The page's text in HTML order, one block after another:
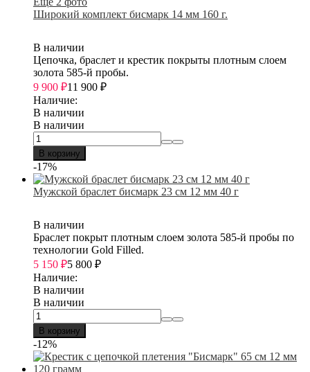
Широкий комплект бисмарк 14 мм 160 г.
В наличии
Цепочка, браслет и крестик покрыты плотным слоем
золота 585-й пробы.
9 900 ₽11 900 ₽
Наличие:
В наличии
В наличии
В корзину
-17%
Мужской браслет бисмарк 23 см 12 мм 40 г
В наличии
Браслет покрыт плотным слоем золота 585-й пробы по
технологии Gold Filled.
5 150 ₽5 800 ₽
Наличие:
В наличии
В наличии
В корзину
-12%